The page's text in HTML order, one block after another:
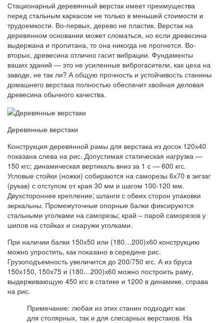
Стационарный деревянный верстак имеет преимущества
перед стальным каркасом не только в меньшей стоимости и
трудоемкости. Во-первых, дерево не пластик. Верстак на
деревянном основании может сломаться, но если древесина
выдержана и пропитана, то она никогда не прогнется. Во-
вторых, древесина отлично гасит вибрации. Фундаменты
ваших зданий — это не усиленные виброгасители, как цеха на
заводе, не так ли? А общую прочность и устойчивость станины
домашнего верстака полностью обеспечит хвойная деловая
древесина обычного качества.
Деревянные верстаки
Конструкция деревянной рамы для верстака из досок 120х40
показана слева на рис. Допустимая статическая нагрузка —
150 кгс; динамическая вертикаль вниз за 1 с — 600 кгс.
Угловые стойки (ножки) собираются на саморезы 6х70 в зигзаг
(рукав) с отступом от края 30 мм и шагом 100-120 мм.
Двухстороннее крепление; шланги с обеих сторон упаковки
зеркальны. Промежуточные опорные балки фиксируются
стальными уголками на саморезы; край – парой саморезов у ​​
шипов на стойках и снаружи уголками.
При наличии балки 150х50 или (180…200)х60 конструкцию
можно упростить, как показано в середине рис.
Грузоподъемность увеличится до 200/750 кгс. А из бруса
150х150, 150х75 и (180…200)х60 можно построить раму,
выдерживающую 450 кгс в статике и 1200 в динамике, справа
на рис.
Примечание: любая из этих станин подходит как
для столярных, так и для слесарных верстаков. На